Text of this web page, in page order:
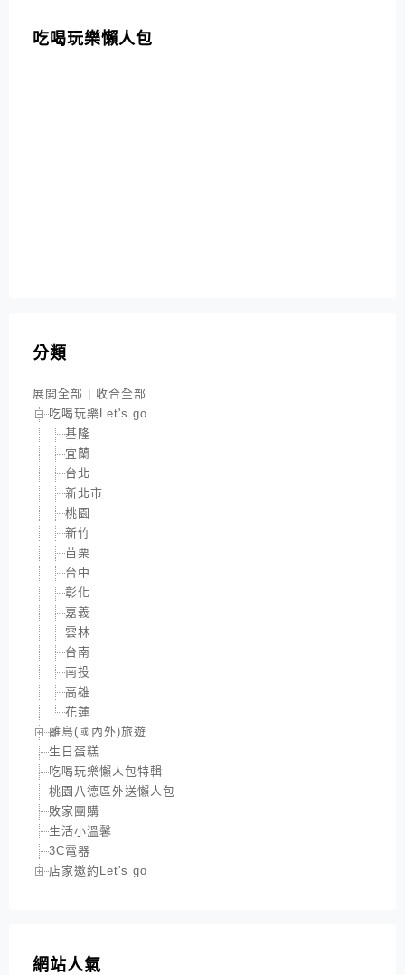
吃喝玩樂懶人包
分類
展開全部
收合全部
吃喝玩樂Let's go
基隆
宜蘭
台北
新北市
桃園
新竹
苗栗
台中
彰化
嘉義
雲林
台南
南投
高雄
花蓮
離島(國內外)旅遊
生日蛋糕
吃喝玩樂懶人包特輯
桃園八德區外送懶人包
敗家團購
生活小溫馨
3C電器
店家邀約Let's go
網站人氣